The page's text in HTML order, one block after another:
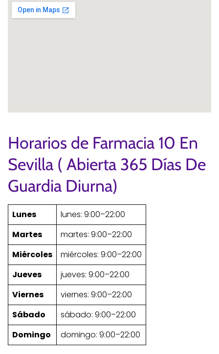
Horarios de Farmacia 10 En
Sevilla ( Abierta 365 Días De
Guardia Diurna)
Lunes
lunes: 9:00–22:00
Martes
martes: 9:00–22:00
Miércoles
miércoles: 9:00–22:00
Jueves
jueves: 9:00–22:00
Viernes
viernes: 9:00–22:00
Sábado
sábado: 9:00–22:00
Domingo
domingo: 9:00–22:00